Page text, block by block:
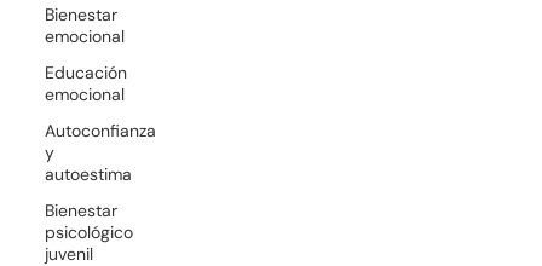
Bienestar
emocional
Educación
emocional
Autoconfianza
y
autoestima
Bienestar
psicológico
juvenil